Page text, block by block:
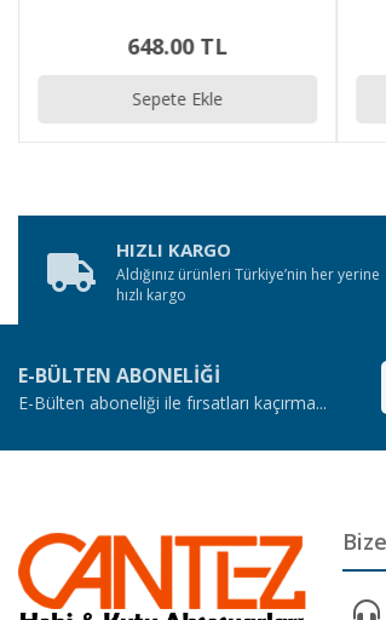
648.00 TL
Sepete Ekle
HIZLI KARGO
Aldığınız ürünleri Türkiye’nin her yerine
hızlı kargo
E-BÜLTEN ABONELİĞİ
E-Bülten aboneliği ile fırsatları kaçırma...